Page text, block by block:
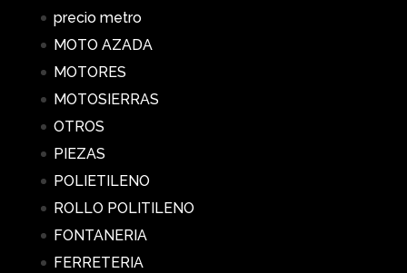
precio metro
MOTO AZADA
MOTORES
MOTOSIERRAS
OTROS
PIEZAS
POLIETILENO
ROLLO POLITILENO
FONTANERIA
FERRETERIA